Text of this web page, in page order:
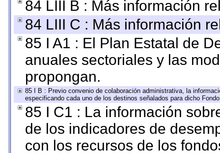
84 LIII B : Más información
84 LIII C : Más información
85 I A1 : El Plan Estatal de
anuales sectoriales y las
propongan.
85 I B : Previo convenio de colaboración administrativa, la
especificando cada uno de los destinos señalados para dicho
85 I C1 : La información
de los indicadores de
con los recursos de los